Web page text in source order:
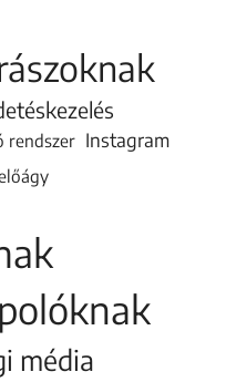
rendszer Instagram
média